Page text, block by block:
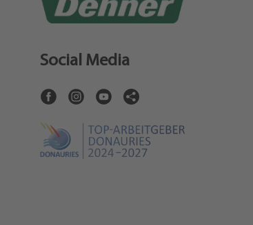
Social Media